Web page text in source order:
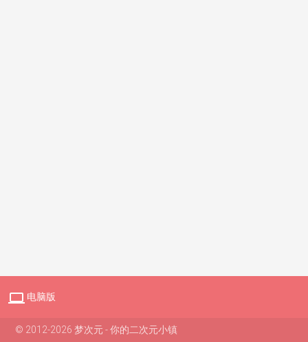
 电脑版
© 2012-2026 梦次元 - 你的二次元小镇